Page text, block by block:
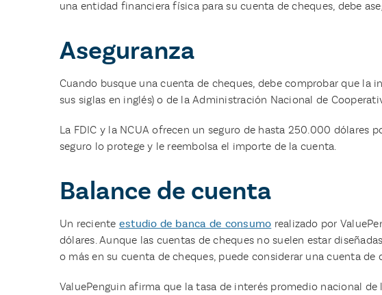
una entidad financiera física para su cuenta de cheques, debe
Aseguranza
Cuando busque una cuenta de cheques, debe comprobar que la
sus siglas en inglés) o de la Administración Nacional de
La FDIC y la NCUA ofrecen un seguro de hasta 250.000
seguro lo protege y le reembolsa el importe de la cuenta.
Balance de cuenta
Un reciente estudio de banca de consumo realizado por
dólares. Aunque las cuentas de cheques no suelen estar
o más en su cuenta de cheques, puede considerar una cuenta
ValuePenguin afirma que la tasa de interés promedio nacional